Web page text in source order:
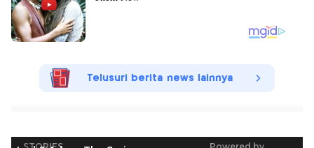
Telusuri berita news lainnya